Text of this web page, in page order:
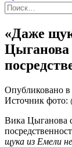
Найти:
«Даже
Цыганова
Опубликовано в
Источник фото:
Вика Цыганова
щука из Емели